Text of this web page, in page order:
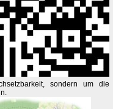
sondern um die